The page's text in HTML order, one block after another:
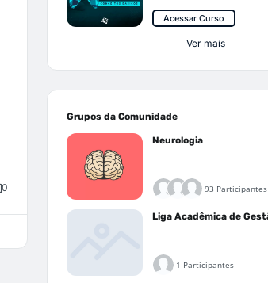
0
Acessar Curso
Ver mais
Grupos da Comunidade
Neurologia
93 Participantes
1 Participantes